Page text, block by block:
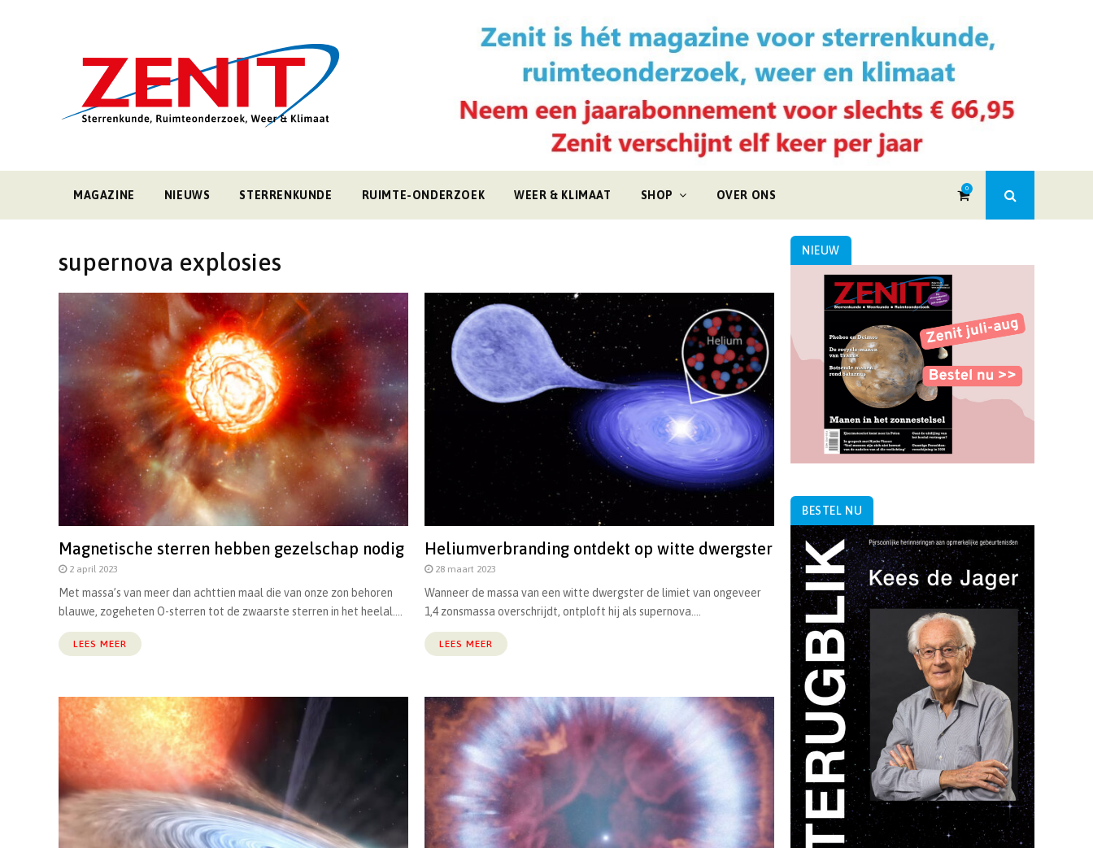
MAGAZINE NIEUWS STERRENKUNDE RUIMTE-ONDERZOEK WEER & KLIMAAT SHOP OVER ONS
0
supernova explosies
Magnetische sterren hebben gezelschap nodig
2 april 2023
Met massa’s van meer dan achttien maal die van onze zon behoren
blauwe, zogeheten O-sterren tot de zwaarste sterren in het heelal....
LEES MEER
Heliumverbranding ontdekt op witte dwergster
28 maart 2023
Wanneer de massa van een witte dwergster de limiet van ongeveer
1,4 zonsmassa overschrijdt, ontploft hij als supernova....
LEES MEER
NIEUW
BESTEL NU